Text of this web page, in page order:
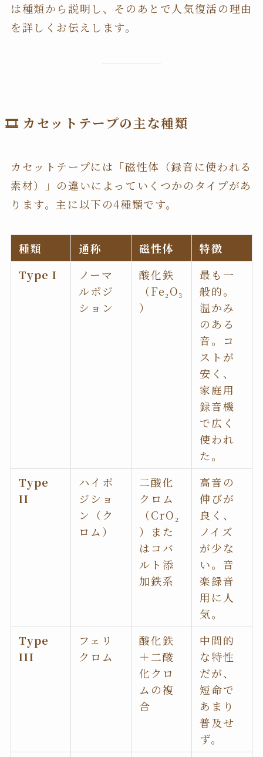
は種類から説明し、そのあとで人気復活の理由
を詳しくお伝えします。
🎞 カセットテープの主な種類
カセットテープには「磁性体（録音に使われる
素材）」の違いによっていくつかのタイプがあ
ります。主に以下の4種類です。
種類 通称 磁性体
特徴
Type I
ノーマ
ルポジ
ション
酸化鉄
（Fe₂O₃
）
最も一
般的。
温かみ
のある
音。コ
ストが
安く、
家庭用
録音機
で広く
使われ
た。
Type
II
ハイポ
ジショ
ン（ク
ロム）
二酸化
クロム
（CrO₂
）また
はコバ
ルト添
加鉄系
高音の
伸びが
良く、
ノイズ
が少な
い。音
楽録音
用に人
気。
Type
III
フェリ
クロム
酸化鉄
＋二酸
化クロ
ムの複
合
中間的
な特性
だが、
短命で
あまり
普及せ
ず。